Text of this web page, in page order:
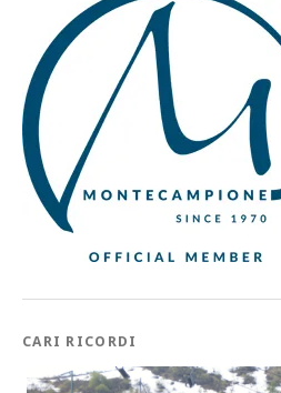
CARI RICORDI